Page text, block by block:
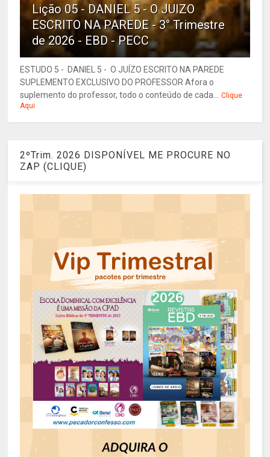
Lição 05 - DANIEL 5 - O JUIZO
ESCRITO NA PAREDE - 3° Trimestre
de 2026 - EBD - PECC
ESTUDO 5 - DANIEL 5 - O JUÍZO ESCRITO NA PAREDE
SUPLEMENTO EXCLUSIVO DO PROFESSOR Afora o
suplemento do professor, todo o conteúdo de cada... Clique
Aqui
2ºTrim. 2026 DISPONÍVEL ME PROCURE NO
ZAP (CLIQUE)